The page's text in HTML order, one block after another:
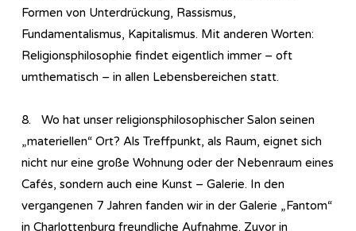
Formen von Unterdrückung, Rassismus,
Fundamentalismus, Kapitalismus. Mit anderen Worten:
Re­li­gi­ons­phi­lo­so­phie findet eigentlich immer – oft
umthematisch – in allen Lebensbereichen statt.
8. Wo hat unser religionsphilosophischer Salon seinen
„materiellen“ Ort? Als Treffpunkt, als Raum, eignet sich
nicht nur eine große Wohnung oder der Nebenraum eines
Cafés, sondern auch eine Kunst – Galerie. In den
vergangenen 7 Jahren fanden wir in der Galerie „Fantom“
in Charlottenburg freundliche Aufnahme. Zuvor in